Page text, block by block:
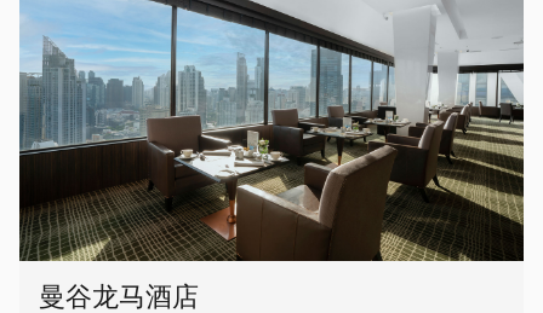
曼谷龙马酒店